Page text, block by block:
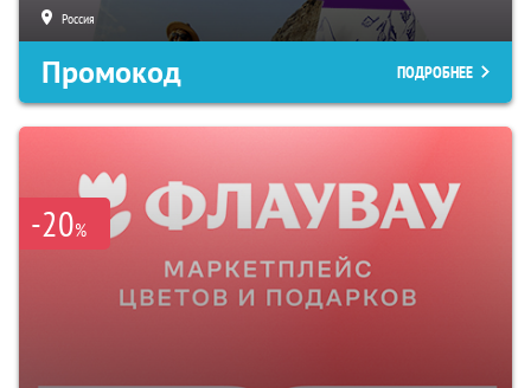
Россия
Промокод ПОДРОБНЕЕ
-20%